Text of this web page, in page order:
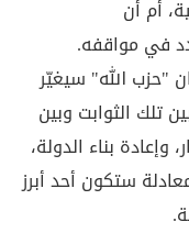
أم أن
في مواقفه.
"حزب الله" سيغيّر
تلك الثوابت وبين
وإعادة بناء الدولة،
ستكون أحد أبرز